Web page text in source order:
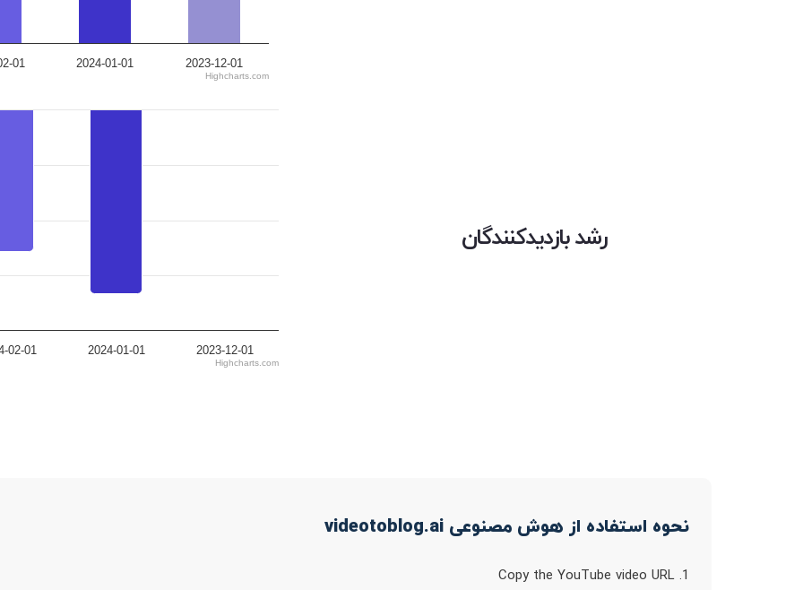
01 2024-01-01 2023-12-01
Highcharts.com
رشد بازدیدکنندگان
02-01 2024-01-01 2023-12-01
Highcharts.com
نحوه استفاده از هوش مصنوعی videotoblog.ai
1. Copy the YouTube video URL